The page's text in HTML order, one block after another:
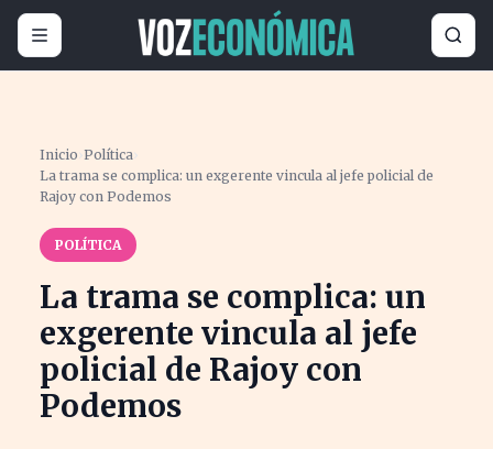
Inicio ›Política›
La trama se complica: un exgerente vincula al jefe policial de
Rajoy con Podemos
POLÍTICA
La trama se complica: un
exgerente vincula al jefe
policial de Rajoy con
Podemos